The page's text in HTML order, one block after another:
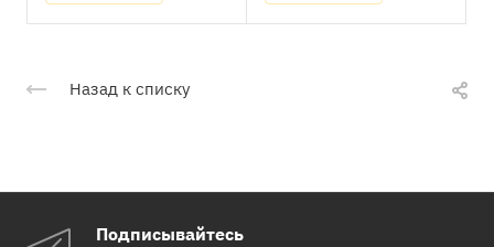
Назад к списку
Подписывайтесь